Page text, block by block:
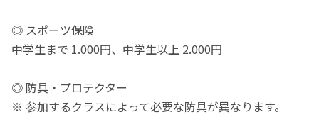
◎ スポーツ保険
中学生まで 1.000円、中学生以上 2.000円
◎ 防具・プロテクター
※ 参加するクラスによって必要な防具が異なります。